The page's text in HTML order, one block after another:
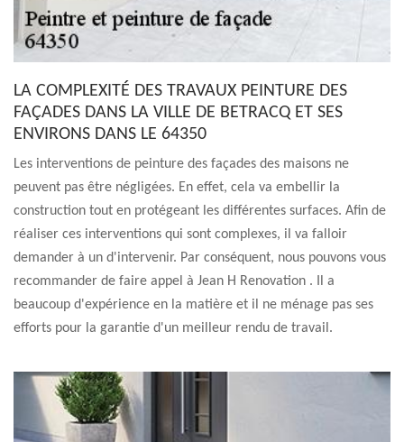
LA COMPLEXITÉ DES TRAVAUX PEINTURE DES
FAÇADES DANS LA VILLE DE BETRACQ ET SES
ENVIRONS DANS LE 64350
Les interventions de peinture des façades des maisons ne
peuvent pas être négligées. En effet, cela va embellir la
construction tout en protégeant les différentes surfaces. Afin de
réaliser ces interventions qui sont complexes, il va falloir
demander à un d'intervenir. Par conséquent, nous pouvons vous
recommander de faire appel à Jean H Renovation . Il a
beaucoup d'expérience en la matière et il ne ménage pas ses
efforts pour la garantie d'un meilleur rendu de travail.